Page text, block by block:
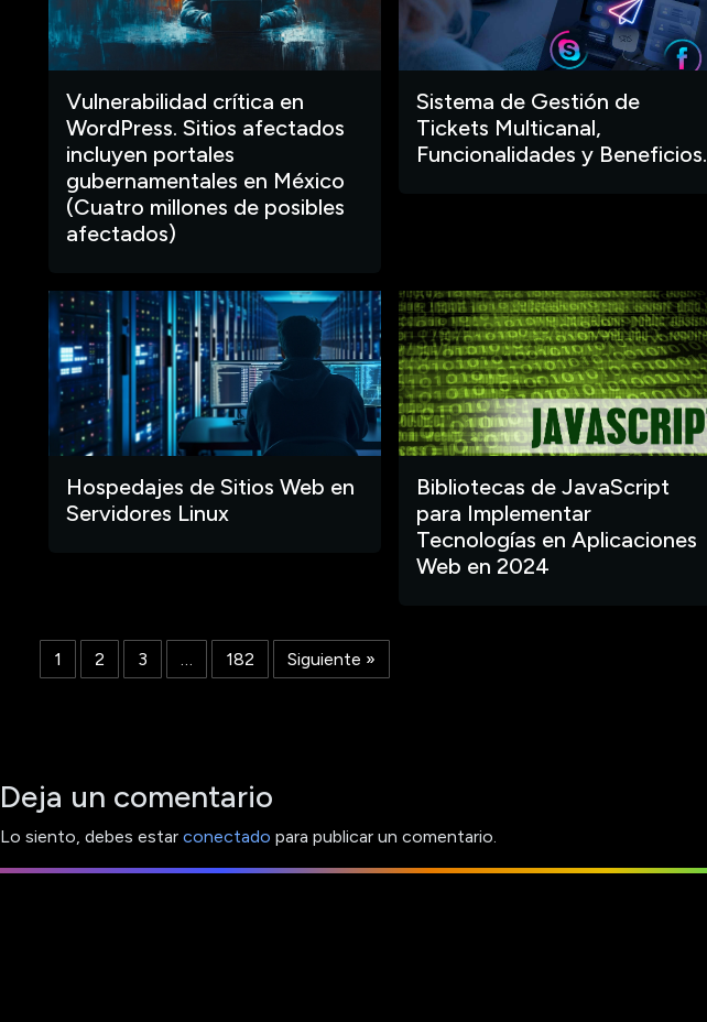
Vulnerabilidad crítica en
WordPress. Sitios afectados
incluyen portales
gubernamentales en México
(Cuatro millones de posibles
afectados)
Sistema de Gestión de
Tickets Multicanal,
Funcionalidades y Beneficios.
Hospedajes de Sitios Web en
Servidores Linux
Bibliotecas de JavaScript
para Implementar
Tecnologías en Aplicaciones
Web en 2024
1 2 3 … 182 Siguiente »
Deja un comentario
Lo siento, debes estar conectado para publicar un comentario.